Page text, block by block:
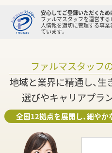
安心してご登録いただくため
ファルマスタッフを運営する
人情報を適切に管理する事
ています。
ファルマスタッフ
地域と業界に精通し、
選びやキャリアプラ
全国12拠点を展開し、細やか